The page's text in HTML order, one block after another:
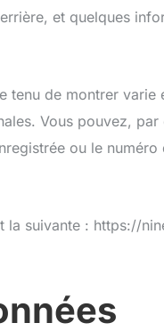
et quelques
tenu de montrer varie
Vous pouvez,
ou le
la suivante : https://